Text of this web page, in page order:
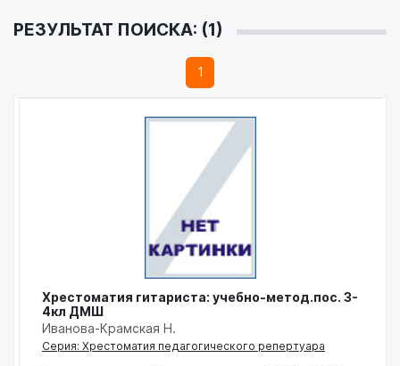
РЕЗУЛЬТАТ ПОИСКА: (1)
1
Хрестоматия гитариста: учебно-метод.пос. 3-
4кл ДМШ
Иванова-Крамская Н.
Серия: Хрестоматия педагогического репертуара